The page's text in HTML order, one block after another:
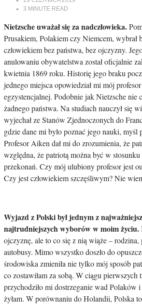
3 MINUTE READ
Nietzsche uważał się za nadczłowieka.
Prusakiem, Polakiem czy Niemcem, wybrał
człowiekiem bez państwa, bez ojczyzny.
anulowaniu obywatelstwa został oficjalnie
kwietnia 1869 roku. Historię jego braku
jednego miejsca opowiedział mi mój
egzystencjalnej. Podobnie jak Nietzsche nie
żadnego państwa. Na studiach nauczył się
wyjechał ze Stanów Zjednoczonych do
gdzie dane mi było poznać jego nauki, myśl
Profesor Aiken dał mi do zrozumienia, że
względna, że patriotą można być w stosunku
przekonań. Czy mój ulubiony profesor jest
Czy jest człowiekiem szczęśliwym? Nie
Wyjazd z Polski był jednym z
najtrudniejszych wyborów w moim życiu.
ojczyznę, ale to co się z nią wiąże – rodzina,
autobusy. Mimo wszystko doszło do
środowiska zmieniła nie tylko mój sposób
co zostawiłam za sobą. W ciągu pierwszych
przychodziło mi dostrzeganie wad Polaków
żyłam. W porównaniu do Holandii, Polska